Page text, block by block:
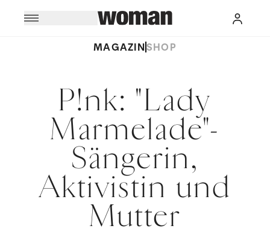
MAGAZINSHOP
P!nk: "Lady
Marmelade"-
Sängerin,
Aktivistin und
Mutter